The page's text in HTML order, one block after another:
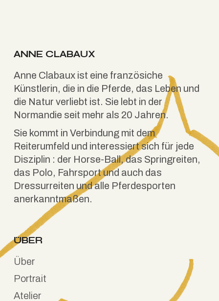
ANNE CLABAUX
Anne Clabaux ist eine französiche
Künstlerin, die in die Pferde, das Leben und
die Natur verliebt ist. Sie lebt in der
Normandie seit mehr als 20 Jahren.
Sie kommt in Verbindung mit dem
Reiterumfeld und interessiert sich für jede
Disziplin : der Horse-Ball, das Springreiten,
das Polo, Fahrsport und auch das
Dressurreiten und alle Pferdesporten
anerkanntmaßen.
ÜBER
Über
Portrait
Atelier